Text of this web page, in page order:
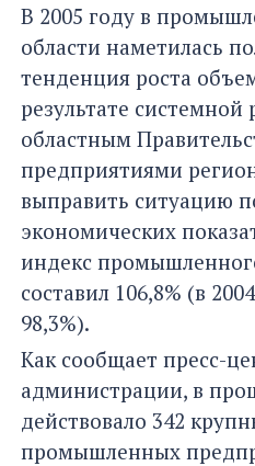
В 2005 году в
области наметилась
тенденция роста
результате
областным
предприятиями
выправить ситуацию
экономических
индекс
составил 106,8% (в
98,3%).
Как сообщает пресс-
администрации, в
действовало 342
промышленных